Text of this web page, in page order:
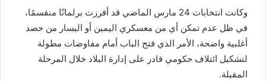
وكانت انتخابات 24 مارس الماضي قد أفرزت برلمانًا منقسمًا،
في ظل عدم تمكن أي من معسكري اليمين أو اليسار من حصد
أغلبية واضحة، الأمر الذي فتح الباب أمام مفاوضات مطولة
لتشكيل ائتلاف حكومي قادر على إدارة البلاد خلال المرحلة
المقبلة.